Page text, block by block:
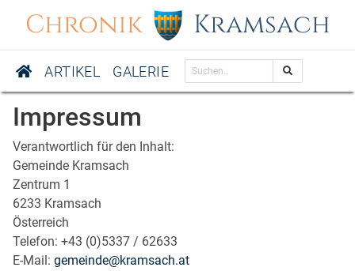
Chronik Kramsach
ARTIKEL GALERIE
Impressum
Verantwortlich für den Inhalt:
Gemeinde Kramsach
Zentrum 1
6233 Kramsach
Österreich
Telefon: +43 (0)5337 / 62633
E-Mail: gemeinde@kramsach.at